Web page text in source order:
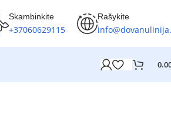
Skambinkite
+37060629115
Rašykite